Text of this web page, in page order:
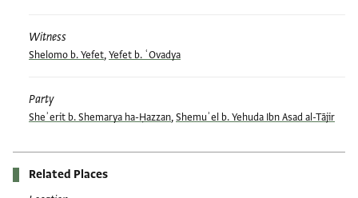
Witness
Shelomo b. Yefet,Yefet b. ʿOvadya
Party
Sheʾerit b. Shemarya ha-Ḥazzan,Shemuʾel b. Yehuda Ibn Asad al-Tājir
Related Places